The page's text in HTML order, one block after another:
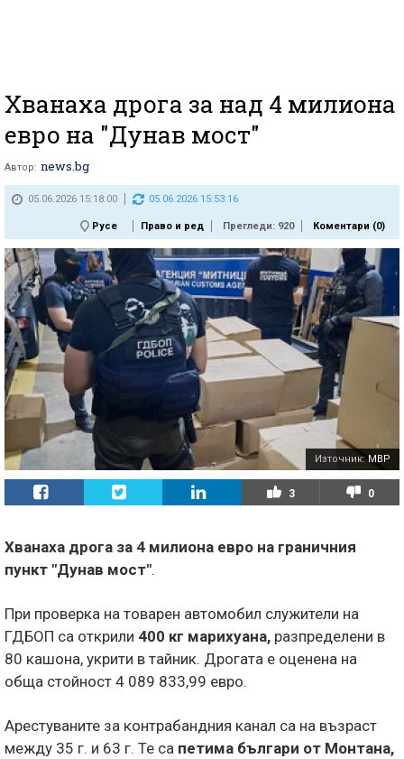
Хванаха дрога за над 4 милиона
евро на "Дунав мост"
Автор: news.bg
05.06.2026 15:18:00 05.06.2026 15:53:16
Русе Право и ред Прегледи: 920 Коментари (0)
Източник: МВР
3 0
Хванаха дрога за 4 милиона евро на граничния
пункт "Дунав мост".
При проверка на товарен автомобил служители на
ГДБОП са открили 400 кг марихуана, разпределени в
80 кашона, укрити в тайник. Дрогата е оценена на
обща стойност 4 089 833,99 евро.
Арестуваните за контрабандния канал са на възраст
между 35 г. и 63 г. Те са петима българи от Монтана,